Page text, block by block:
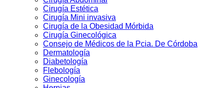
Cirugía Estética
Cirugía Mini invasiva
Cirugí­a de la Obesidad Mórbida
Cirugí­a Ginecológica
Consejo de Médicos de la Pcia. De Córdoba
Dermatologí­a
Diabetologí­a
Flebología
Ginecologí­a